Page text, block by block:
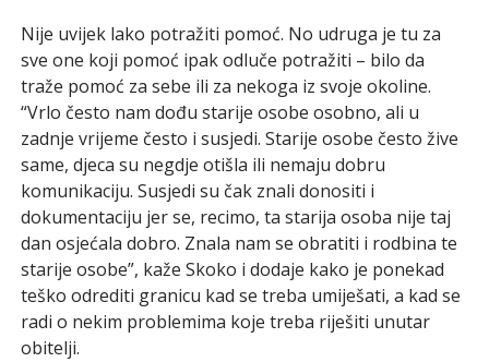
Nije uvijek lako potražiti pomoć. No udruga je tu za
sve one koji pomoć ipak odluče potražiti – bilo da
traže pomoć za sebe ili za nekoga iz svoje okoline.
“Vrlo često nam dođu starije osobe osobno, ali u
zadnje vrijeme često i susjedi. Starije osobe često žive
same, djeca su negdje otišla ili nemaju dobru
komunikaciju. Susjedi su čak znali donositi i
dokumentaciju jer se, recimo, ta starija osoba nije taj
dan osjećala dobro. Znala nam se obratiti i rodbina te
starije osobe”, kaže Skoko i dodaje kako je ponekad
teško odrediti granicu kad se treba umiješati, a kad se
radi o nekim problemima koje treba riješiti unutar
obitelji.